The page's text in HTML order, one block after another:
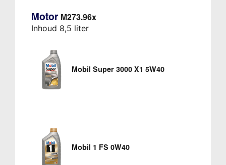
Motor M273.96x
Inhoud 8,5 liter
Mobil Super 3000 X1 5W40
Mobil 1 FS 0W40